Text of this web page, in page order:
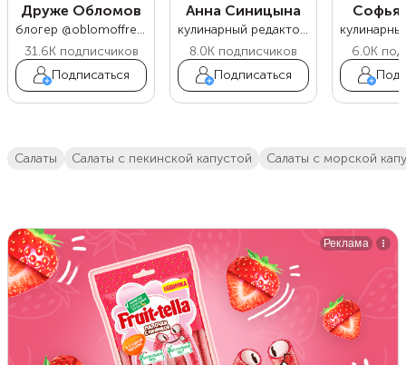
Друже Обломов
блогер @oblomoffrecipe
31.6Kподписчиков
Подписаться
Анна Синицына
кулинарный редактор Food.ru
8.0K подписчиков
Подписаться
Софья
6.0K
салаты салаты с пекинской капустой салаты с морской